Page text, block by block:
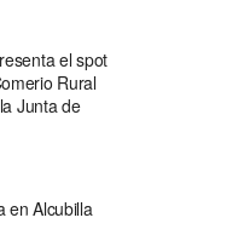
el spot
Rural
Junta de
en Alcubilla